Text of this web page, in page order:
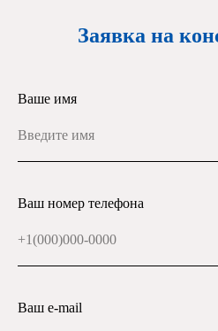
Заявка на
Ваше имя
Ваш номер телефона
Ваш e-mail